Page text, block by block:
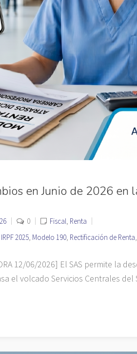
en Junio de 2026 en
0 Fiscal, Renta
IRPF 2025, Modelo 190, Rectificación de Renta,
12/06/2026] El SAS permite la
el volcado Servicios Centrales